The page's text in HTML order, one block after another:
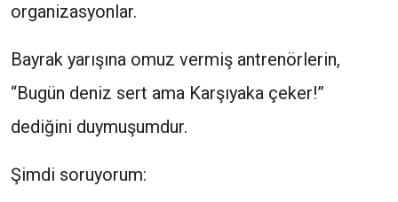
organizasyonlar.
Bayrak yarışına omuz vermiş antrenörlerin,
“Bugün deniz sert ama Karşıyaka çeker!”
dediğini duymuşumdur.
Şimdi soruyorum: